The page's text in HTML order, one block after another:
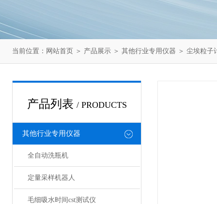
当前位置： 网站首页 ＞ 产品展示 ＞ 其他行业专用仪器 ＞ 尘埃粒子
产品列表 / PRODUCTS
其他行业专用仪器
全自动洗瓶机
定量采样机器人
毛细吸水时间cst测试仪